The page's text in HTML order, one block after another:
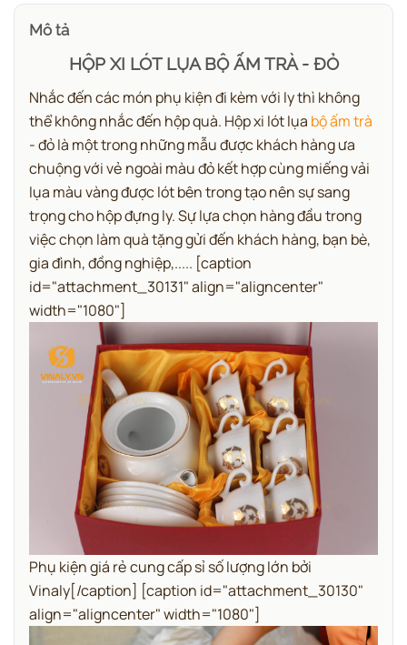
Mô tả
HỘP XI LÓT LỤA BỘ ẤM TRÀ - ĐỎ
Nhắc đến các món phụ kiện đi kèm với ly thì không
thể không nhắc đến hộp quà. Hộp xi lót lụa bộ ấm trà
- đỏ là một trong những mẫu được khách hàng ưa
chuộng với vẻ ngoài màu đỏ kết hợp cùng miếng vải
lụa màu vàng được lót bên trong tạo nên sự sang
trọng cho hộp đựng ly. Sự lựa chọn hàng đầu trong
việc chọn làm quà tặng gửi đến khách hàng, bạn bè,
gia đình, đồng nghiệp,..... [caption
id="attachment_30131" align="aligncenter"
width="1080"]
Phụ kiện giá rẻ cung cấp sỉ số lượng lớn bởi
Vinaly[/caption] [caption id="attachment_30130"
align="aligncenter" width="1080"]